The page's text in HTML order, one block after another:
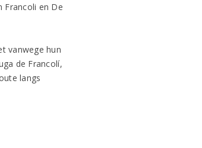
Francoli en De
vanwege hun
de Francolí,
langs